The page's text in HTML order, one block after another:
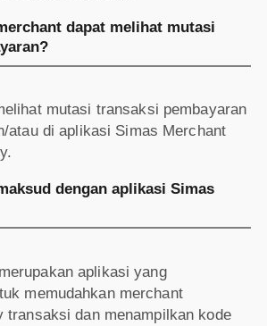
dapat melihat mutasi
mutasi transaksi pembayaran
atau di aplikasi Simas Merchant
dengan aplikasi Simas
aplikasi yang
memudahkan merchant
transaksi dan menampilkan kode